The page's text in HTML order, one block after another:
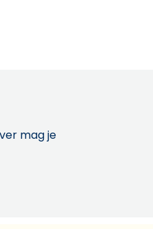
mag je